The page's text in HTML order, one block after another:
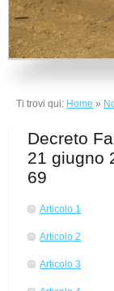
Ti trovi qui: Home »
Decreto
21 giugno
69
Articolo 1
Articolo 2
Articolo 3